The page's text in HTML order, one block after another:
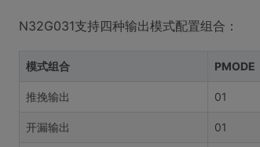
N32G031支持四种输出模式配置组合：
模式组合 PMODE
推挽输出 01
开漏输出 01